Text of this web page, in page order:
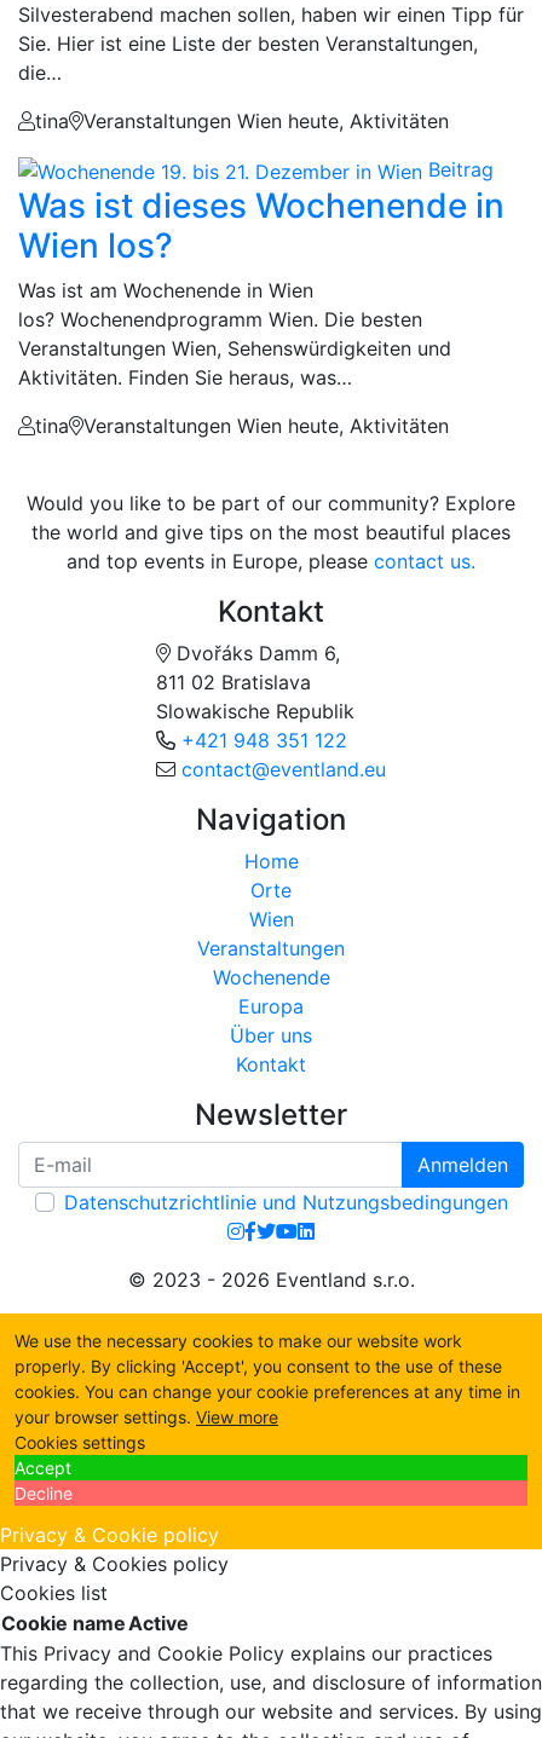
Silvesterabend machen sollen, haben wir einen Tipp für
Sie. Hier ist eine Liste der besten Veranstaltungen,
die…
tina
Veranstaltungen Wien heute, Aktivitäten
Beitrag
Was ist dieses Wochenende in
Wien los?
Was ist am Wochenende in Wien
los? Wochenendprogramm Wien. Die besten
Veranstaltungen Wien, Sehenswürdigkeiten und
Aktivitäten. Finden Sie heraus, was…
tina
Veranstaltungen Wien heute, Aktivitäten
Would you like to be part of our community? Explore
the world and give tips on the most beautiful places
and top events in Europe, please contact us.
Kontakt
Dvořáks Damm 6,
811 02 Bratislava
Slowakische Republik
+421 948 351 122
contact@eventland.eu
Navigation
Home
Orte
Wien
Veranstaltungen
Wochenende
Europa
Über uns
Kontakt
Newsletter
Anmelden
Datenschutzrichtlinie und Nutzungsbedingungen
© 2023 - 2026 Eventland s.r.o.
We use the necessary cookies to make our website work
properly. By clicking 'Accept', you consent to the use of these
cookies. You can change your cookie preferences at any time in
your browser settings. View more
Cookies settings
Accept
Decline
Privacy & Cookie policy
Privacy & Cookies policy
Cookies list
Cookie nameActive
This Privacy and Cookie Policy explains our practices
regarding the collection, use, and disclosure of information
that we receive through our website and services. By using